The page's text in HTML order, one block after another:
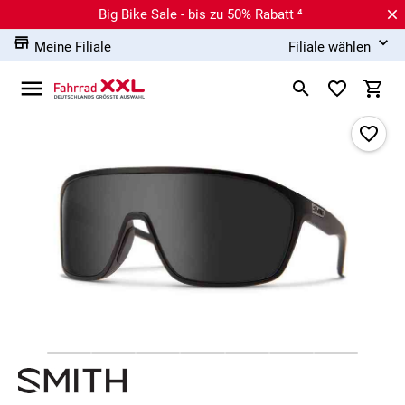
Big Bike Sale - bis zu 50% Rabatt ⁴
Meine Filiale
Filiale wählen